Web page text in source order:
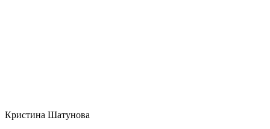
Кристина Шатунова